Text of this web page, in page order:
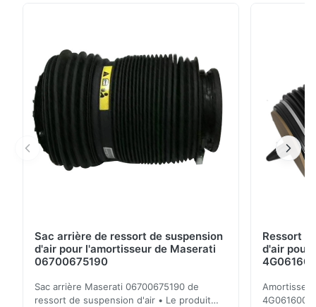
pompe de suspension d'air de Mercedes...
Sac arrière de ressort de suspension
d'air pour l'amortisseur de Maserati
06700675190
Sac arrière Maserati 06700675190 de
ressort de suspension d'air • Le produit
Ressort
d'air pour